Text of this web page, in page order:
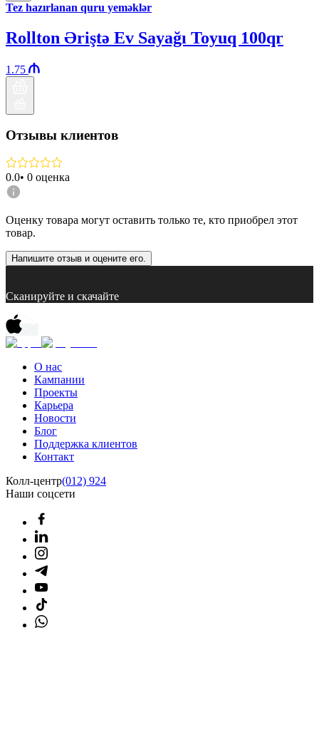
Tez hazırlanan quru yeməklər
Rollton Əriştə Ev Sayağı Toyuq 100qr
1.75
Отзывы клиентов
0.0• 0 оценка
Оценку товара могут оставить только те, кто приобрел этот
товар.
Напишите отзыв и оцените его.
Сканируйте и скачайте
О нас
Кампании
Проекты
Карьера
Новости
Блог
Поддержка клиентов
Контакт
Колл-центр(012) 924
Наши соцсети